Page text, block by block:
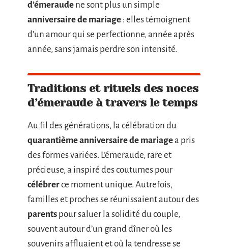
d’émeraude ne sont plus un simple
anniversaire de mariage : elles témoignent
d’un amour qui se perfectionne, année après
année, sans jamais perdre son intensité.
Traditions et rituels des noces
d’émeraude à travers le temps
Au fil des générations, la célébration du
quarantième anniversaire de mariagea pris
des formes variées. L’émeraude, rare et
précieuse, a inspiré des coutumes pour
célébrerce moment unique. Autrefois,
familles et proches se réunissaient autour des
parents pour saluer la solidité du couple,
souvent autour d’un grand dîner où les
souvenirs affluaient et où la tendresse se